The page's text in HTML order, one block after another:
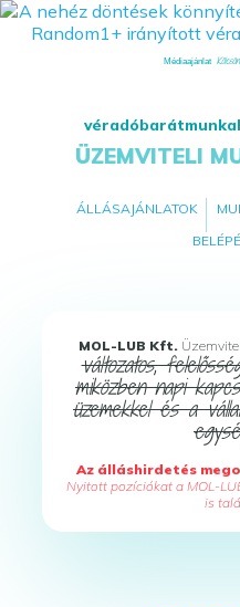
Médiaajánlat
ÜZEMVITELI
ÁLLÁSAJÁNLATOK
MOL-LUB Kft.
változatos,
miközben napi
üzemekkel és a
Az álláshirdetés
Nyitott pozíciókat a MOL-
is